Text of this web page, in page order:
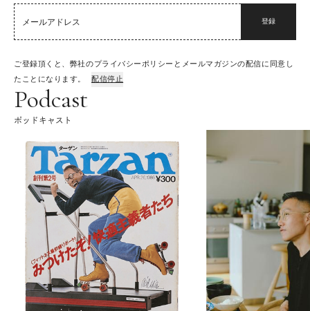
登録
ご登録頂くと、弊社のプライバシーポリシーとメールマガジンの配信に同意し
たことになります。
配信停止
Podcast
ポッドキャスト